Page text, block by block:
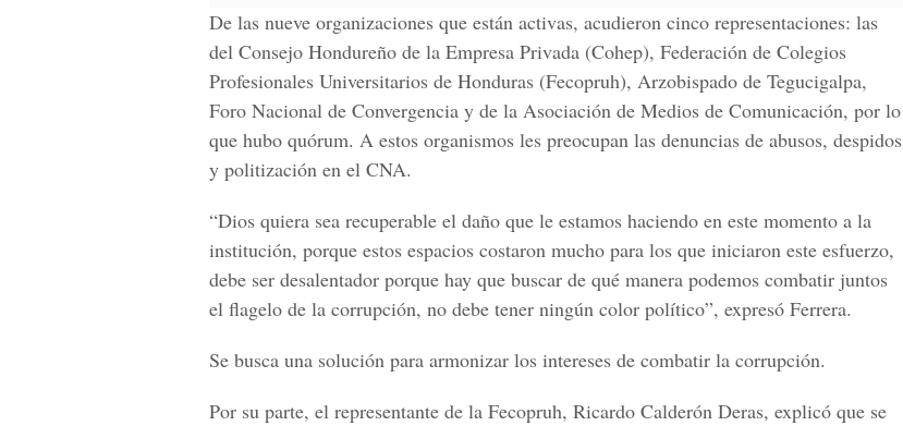
De las nueve organizaciones que están activas, acudieron cinco representaciones: las
del Consejo Hondureño de la Empresa Privada (Cohep), Federación de Colegios
Profesionales Universitarios de Honduras (Fecopruh), Arzobispado de Tegucigalpa,
Foro Nacional de Convergencia y de la Asociación de Medios de Comunicación, por lo
que hubo quórum. A estos organismos les preocupan las denuncias de abusos, despidos
y politización en el CNA.
“Dios quiera sea recuperable el daño que le estamos haciendo en este momento a la
institución, porque estos espacios costaron mucho para los que iniciaron este esfuerzo,
debe ser desalentador porque hay que buscar de qué manera podemos combatir juntos
el flagelo de la corrupción, no debe tener ningún color político”, expresó Ferrera.
Se busca una solución para armonizar los intereses de combatir la corrupción.
Por su parte, el representante de la Fecopruh, Ricardo Calderón Deras, explicó que se